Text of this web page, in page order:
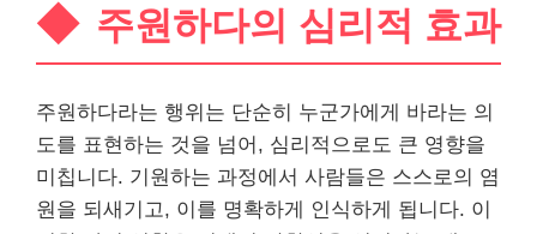
주원하다의 심리적 효과
주원하다라는 행위는 단순히 누군가에게 바라는 의
도를 표현하는 것을 넘어, 심리적으로도 큰 영향을
미칩니다. 기원하는 과정에서 사람들은 스스로의 염
원을 되새기고, 이를 명확하게 인식하게 됩니다. 이